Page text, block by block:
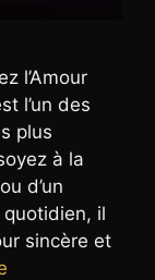
l’Amour
l’un des
plus
à la
d’un
il
sincère et